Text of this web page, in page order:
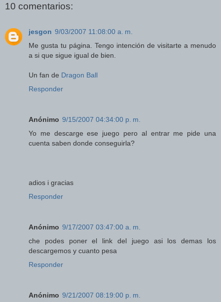
10 comentarios:
jesgon 9/03/2007 11:08:00 a. m.
Me gusta tu página. Tengo intención de visitarte a menudo
a si que sigue igual de bien.
Un fan de Dragon Ball
Responder
Anónimo 9/15/2007 04:34:00 p. m.
Yo me descarge ese juego pero al entrar me pide una
cuenta saben donde conseguirla?
adios i gracias
Responder
Anónimo 9/17/2007 03:47:00 a. m.
che podes poner el link del juego asi los demas los
descargemos y cuanto pesa
Responder
Anónimo 9/21/2007 08:19:00 p. m.